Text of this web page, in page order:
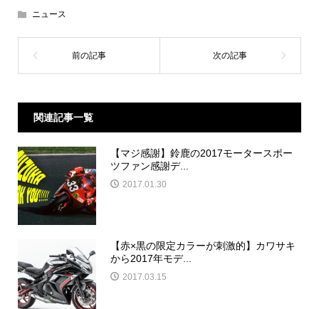
ニュース
関連記事一覧
【マジ感謝】鈴鹿の2017モータースポー
ツファン感謝デ...
2017.01.30
【赤×黒の限定カラーが刺激的】カワサキ
から2017年モデ...
2017.03.15